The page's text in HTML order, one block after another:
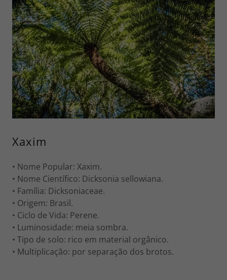
Xaxim
• Nome Popular: Xaxim.
• Nome Científico: Dicksonia sellowiana.
• Família: Dicksoniaceae.
• Origem: Brasil.
• Ciclo de Vida: Perene.
• Luminosidade: meia sombra.
• Tipo de solo: rico em material orgânico.
• Multiplicação: por separação dos brotos.